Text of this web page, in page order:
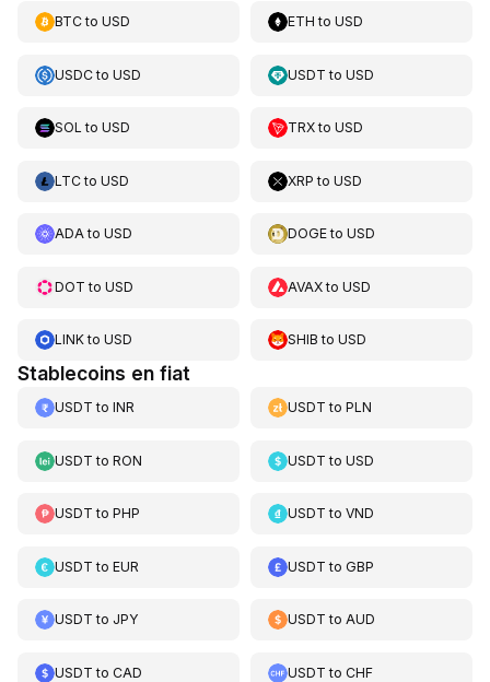
BTCto USD ETH toUSD
USDCto USD USDT toUSD
SOL to USD TRXtoUSD
LTCto USD XRP toUSD
ADAto USD DOGEtoUSD
DOT to USD AVAXtoUSD
LINKto USD SHIB toUSD
Stablecoins en fiat
USDT to INR USDT toPLN
USDT to RON USDT toUSD
USDT to PHP USDT toVND
USDT to EUR USDT toGBP
USDT to JPY USDT toAUD
USDT to CAD USDT toCHF